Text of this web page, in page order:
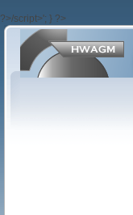
?>/script>'; } ?>